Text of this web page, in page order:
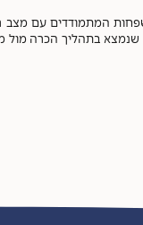
המתמודדים עם מצב
בתהליך הכרה מול